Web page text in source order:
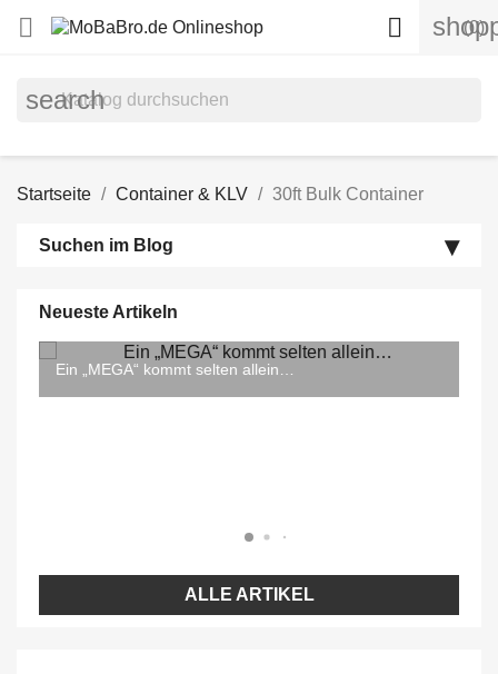
 (0)

search
Startseite Container & KLV 30ft Bulk Container
Suchen im Blog
Neueste Artikeln
Die neuen Krone MEGA Liner kommen...
Ein „MEGA“ kommt selten allein…
ALLE ARTIKEL